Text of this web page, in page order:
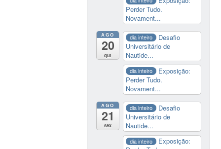
Perder Tudo.
Novament...
AGO
20
qui
dia inteiro
Desafio
Universitário de
Nautide...
dia inteiro
Exposição:
Perder Tudo.
Novament...
AGO
21
sex
dia inteiro
Desafio
Universitário de
Nautide...
dia inteiro
Exposição: